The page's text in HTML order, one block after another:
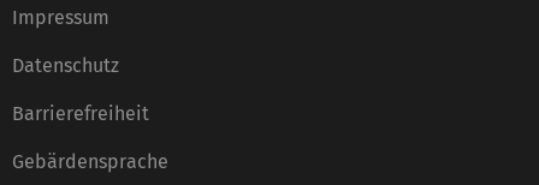
Impressum
Datenschutz
Barrierefreiheit
Gebärdensprache